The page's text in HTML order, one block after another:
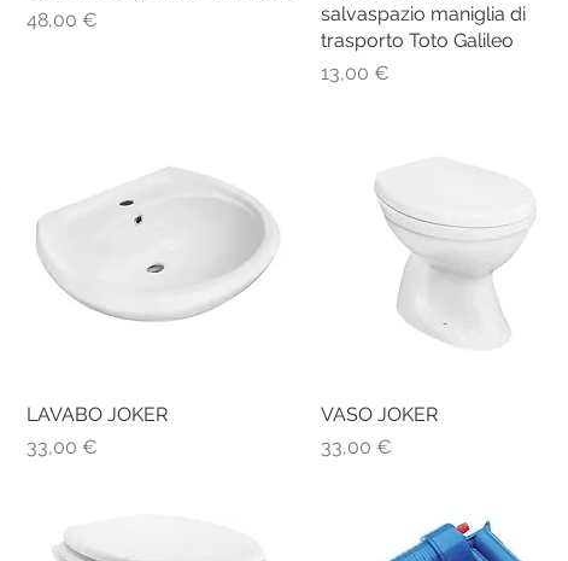
Prezzo
48,00 €
salvaspazio maniglia di
trasporto Toto Galileo
Prezzo
13,00 €
Vista rapida
LAVABO JOKER
Prezzo
33,00 €
Vista rapida
VASO JOKER
Prezzo
33,00 €